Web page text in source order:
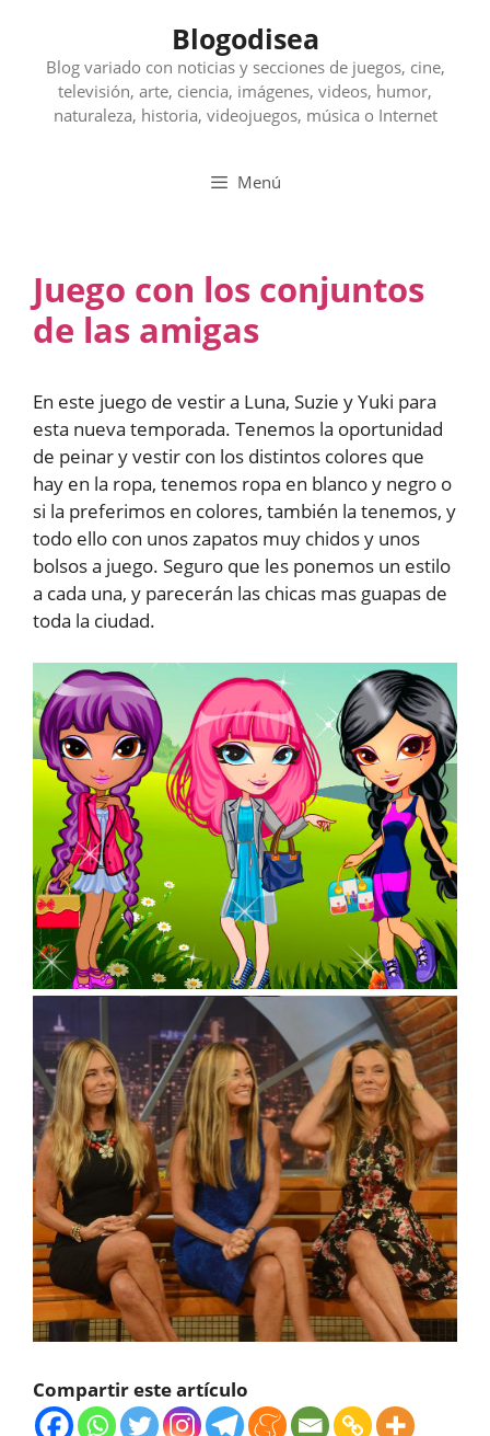
contenido
Blogodisea
Blog variado con noticias y secciones de juegos, cine,
televisión, arte, ciencia, imágenes, videos, humor,
naturaleza, historia, videojuegos, música o Internet
Menú
Juego con los conjuntos
de las amigas
En este juego de vestir a Luna, Suzie y Yuki para
esta nueva temporada. Tenemos la oportunidad
de peinar y vestir con los distintos colores que
hay en la ropa, tenemos ropa en blanco y negro o
si la preferimos en colores, también la tenemos, y
todo ello con unos zapatos muy chidos y unos
bolsos a juego. Seguro que les ponemos un estilo
a cada una, y parecerán las chicas mas guapas de
toda la ciudad.
Compartir este artículo